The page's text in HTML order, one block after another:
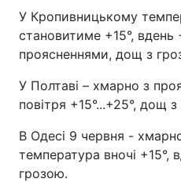
У Кропивницькому
становитиме +15°, вдень
проясненнями, дощ з
У Полтаві – хмарно з
повітря +15°...+25°, дощ
В Одесі 9 червня -
температура вночі +15°,
грозою.